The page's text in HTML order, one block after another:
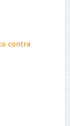
contra